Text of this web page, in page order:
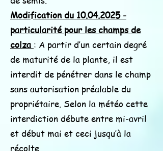
Modification du 10.04.2025-
particularité pour les champs de
colza : A partir d’un certain degré
de maturité de la plante, il est
interdit de pénétrer dans le champ
sans autorisation préalable du
propriétaire. Selon la météo cette
interdiction débute entre mi-avril
et début mai et ceci jusqu’à la
récolte.